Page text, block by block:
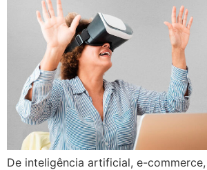
De inteligência artificial, e-